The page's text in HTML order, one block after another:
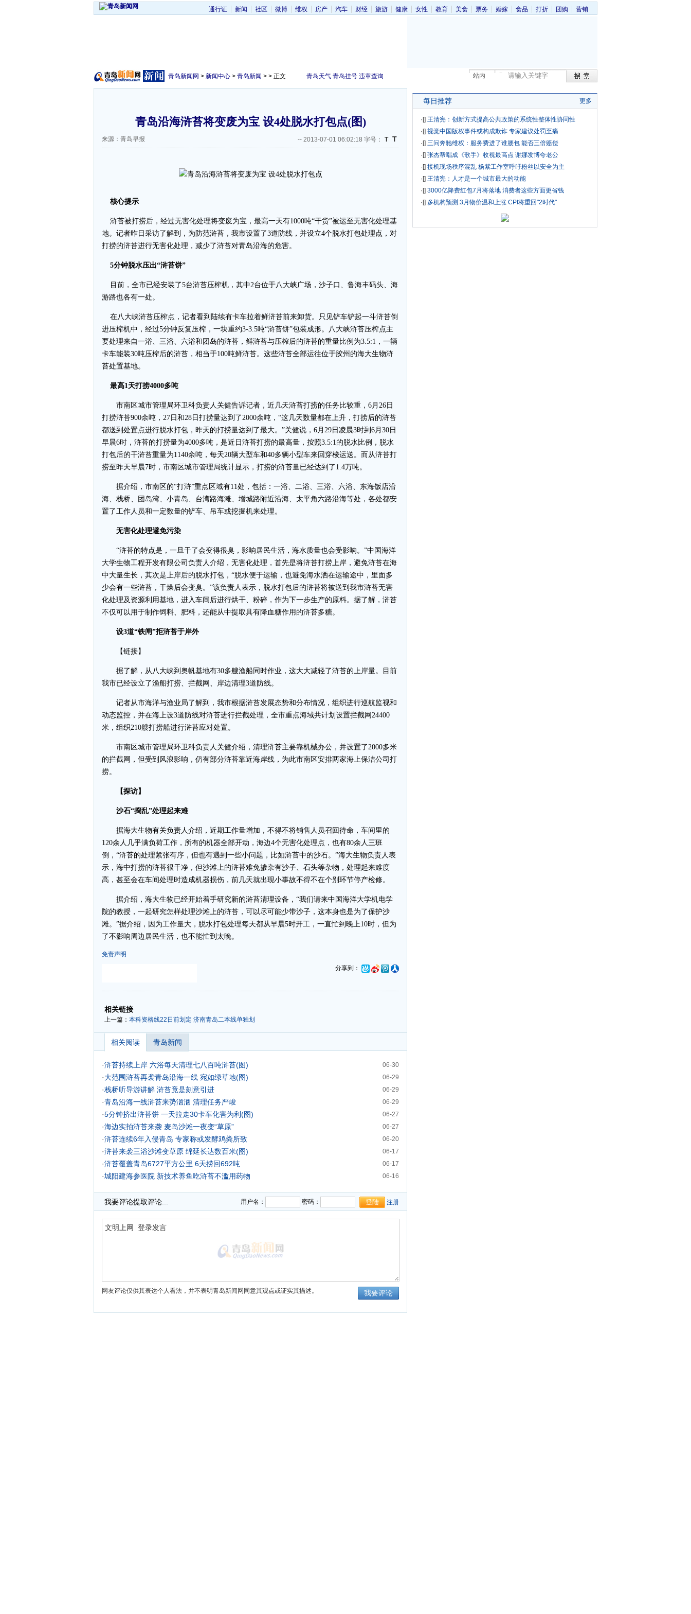
通行证 新闻 社区 微博 维权 房产 汽车 财经 旅游 健康 女性 教育 美食 票务 婚嫁 食品 打折 团购 营销
站内
青岛新闻网 > 新闻中心 > 青岛新闻 > > 正文 青岛天气 青岛挂号 违章查询
青岛沿海浒苔将变废为宝 设4处脱水打包点(图)
来源：青岛早报 -- 2013-07-01 06:02:18 字号： T T
核心提示
浒苔被打捞后，经过无害化处理将变废为宝，最高一天有1000吨“干货”被运至无害化处理基
地。记者昨日采访了解到，为防范浒苔，我市设置了3道防线，并设立4个脱水打包处理点，对
打捞的浒苔进行无害化处理，减少了浒苔对青岛沿海的危害。
5分钟脱水压出“浒苔饼”
目前，全市已经安装了5台浒苔压榨机，其中2台位于八大峡广场，沙子口、鲁海丰码头、海
游路也各有一处。
在八大峡浒苔压榨点，记者看到陆续有卡车拉着鲜浒苔前来卸货。只见铲车铲起一斗浒苔倒
进压榨机中，经过5分钟反复压榨，一块重约3-3.5吨“浒苔饼”包装成形。八大峡浒苔压榨点主
要处理来自一浴、三浴、六浴和团岛的浒苔，鲜浒苔与压榨后的浒苔的重量比例为3.5:1，一辆
卡车能装30吨压榨后的浒苔，相当于100吨鲜浒苔。这些浒苔全部运往位于胶州的海大生物浒
苔处置基地。
最高1天打捞4000多吨
市南区城市管理局环卫科负责人关健告诉记者，近几天浒苔打捞的任务比较重，6月26日
打捞浒苔900余吨，27日和28日打捞量达到了2000余吨，“这几天数量都在上升，打捞后的浒苔
都送到处置点进行脱水打包，昨天的打捞量达到了最大。”关健说，6月29日凌晨3时到6月30日
早晨6时，浒苔的打捞量为4000多吨，是近日浒苔打捞的最高量，按照3.5:1的脱水比例，脱水
打包后的干浒苔重量为1140余吨，每天20辆大型车和40多辆小型车来回穿梭运送。而从浒苔打
捞至昨天早晨7时，市南区城市管理局统计显示，打捞的浒苔量已经达到了1.4万吨。
据介绍，市南区的“打浒”重点区域有11处，包括：一浴、二浴、三浴、六浴、东海饭店沿
海、栈桥、团岛湾、小青岛、台湾路海滩、增城路附近沿海、太平角六路沿海等处，各处都安
置了工作人员和一定数量的铲车、吊车或挖掘机来处理。
无害化处理避免污染
“浒苔的特点是，一旦干了会变得很臭，影响居民生活，海水质量也会受影响。”中国海洋
大学生物工程开发有限公司负责人介绍，无害化处理，首先是将浒苔打捞上岸，避免浒苔在海
中大量生长，其次是上岸后的脱水打包，“脱水便于运输，也避免海水洒在运输途中，里面多
少会有一些浒苔，干燥后会变臭。”该负责人表示，脱水打包后的浒苔将被送到我市浒苔无害
化处理及资源利用基地，进入车间后进行烘干、粉碎，作为下一步生产的原料。据了解，浒苔
不仅可以用于制作饲料、肥料，还能从中提取具有降血糖作用的浒苔多糖。
设3道“铁闸”拒浒苔于岸外
【链接】
据了解，从八大峡到奥帆基地有30多艘渔船同时作业，这大大减轻了浒苔的上岸量。目前
我市已经设立了渔船打捞、拦截网、岸边清理3道防线。
记者从市海洋与渔业局了解到，我市根据浒苔发展态势和分布情况，组织进行巡航监视和
动态监控，并在海上设3道防线对浒苔进行拦截处理，全市重点海域共计划设置拦截网24400
米，组织210艘打捞船进行浒苔应对处置。
市南区城市管理局环卫科负责人关健介绍，清理浒苔主要靠机械办公，并设置了2000多米
的拦截网，但受到风浪影响，仍有部分浒苔靠近海岸线，为此市南区安排两家海上保洁公司打
捞。
【探访】
沙石“捣乱”处理起来难
据海大生物有关负责人介绍，近期工作量增加，不得不将销售人员召回待命，车间里的
120余人几乎满负荷工作，所有的机器全部开动，海边4个无害化处理点，也有80余人三班
倒，“浒苔的处理紧张有序，但也有遇到一些小问题，比如浒苔中的沙石。”海大生物负责人表
示，海中打捞的浒苔很干净，但沙滩上的浒苔难免掺杂有沙子、石头等杂物，处理起来难度
高，甚至会在车间处理时造成机器损伤，前几天就出现小事故不得不在个别环节停产检修。
据介绍，海大生物已经开始着手研究新的浒苔清理设备，“我们请来中国海洋大学机电学
院的教授，一起研究怎样处理沙滩上的浒苔，可以尽可能少带沙子，这本身也是为了保护沙
滩。”据介绍，因为工作量大，脱水打包处理每天都从早晨5时开工，一直忙到晚上10时，但为
了不影响周边居民生活，也不能忙到太晚。
免责声明
分享到：
-
相关链接
上一篇： 本科资格线22日前划定 济南青岛二本线单独划
相关阅读 青岛新闻
06-30
·浒苔持续上岸 六浴每天清理七八百吨浒苔(图)
06-29
·大范围浒苔再袭青岛沿海一线 宛如绿草地(图)
06-29
·栈桥听导游讲解 浒苔竟是刻意引进
06-29
·青岛沿海一线浒苔来势汹汹 清理任务严峻
06-27
·5分钟挤出浒苔饼 一天拉走30卡车化害为利(图)
06-27
·海边实拍浒苔来袭 麦岛沙滩一夜变“草原”
06-20
·浒苔连续6年入侵青岛 专家称或发酵鸡粪所致
06-17
·浒苔来袭三浴沙滩变草原 绵延长达数百米(图)
06-17
·浒苔覆盖青岛6727平方公里 6天捞回692吨
06-16
·城阳建海参医院 新技术养鱼吃浒苔不滥用药物
我要评论提取评论... 用户名： 密码： 注册
网友评论仅供其表达个人看法，并不表明青岛新闻网同意其观点或证实其描述。
每日推荐 更多
·[] 王清宪：创新方式提高公共政策的系统性整体性协同性
·[] 视觉中国版权事件或构成欺诈 专家建议处罚至痛
·[] 三问奔驰维权：服务费进了谁腰包 能否三倍赔偿
·[] 张杰帮唱成《歌手》收视最高点 谢娜发博夸老公
·[] 接机现场秩序混乱 杨紫工作室呼吁粉丝以安全为主
·[] 王清宪：人才是一个城市最大的动能
·[] 3000亿降费红包7月将落地 消费者这些方面更省钱
·[] 多机构预测:3月物价温和上涨 CPI将重回"2时代"